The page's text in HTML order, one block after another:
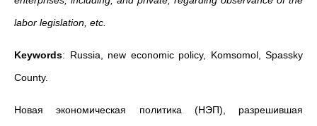
labor legislation, etc.
Keywords: Russia, new economic policy, Komsomol, Spassky
County.
Новая экономическая политика (НЭП), разрешившая